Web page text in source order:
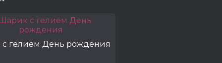
гелием День рождения